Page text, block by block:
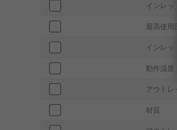
インレ
最高使用
インレ
動作温度
アウト
材質